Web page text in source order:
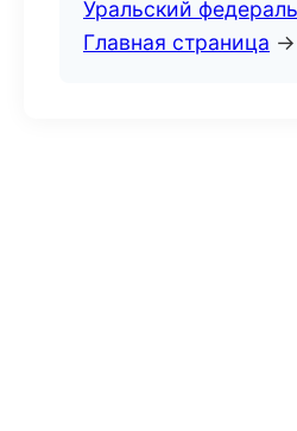
Уральский
Главная страница →